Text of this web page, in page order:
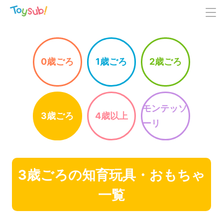
0歳ごろ 1歳ごろ 2歳ごろ
3歳ごろ 4歳以上
モンテッソ
ーリ
3歳ごろの知育玩具・おもちゃ
一覧